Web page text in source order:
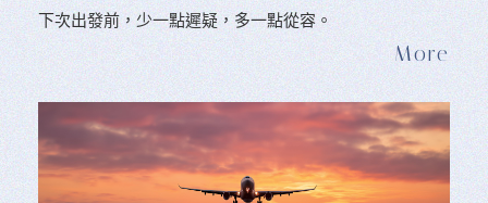
下次出發前，少一點遲疑，多一點從容。